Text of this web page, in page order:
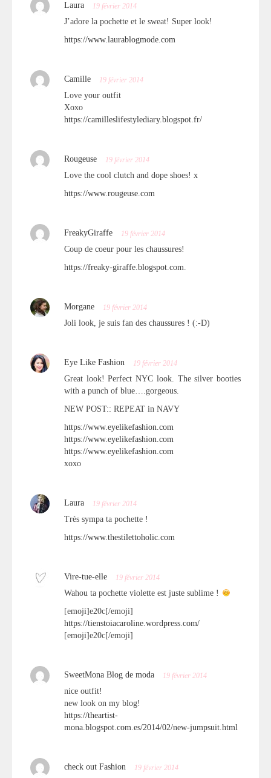
Laura 19 février 2014
J’adore la pochette et le sweat! Super look!
https://www.laurablogmode.com
Camille 19 février 2014
Love your outfit
Xoxo
https://camilleslifestylediary.blogspot.fr/
Rougeuse 19 février 2014
Love the cool clutch and dope shoes! x
https://www.rougeuse.com
FreakyGiraffe 19 février 2014
Coup de coeur pour les chaussures!
https://freaky-giraffe.blogspot.com.
Morgane 19 février 2014
Joli look, je suis fan des chaussures ! (:-D)
Eye Like Fashion 19 février 2014
Great look! Perfect NYC look. The silver booties
with a punch of blue….gorgeous.
NEW POST:: REPEAT in NAVY
https://www.eyelikefashion.com
https://www.eyelikefashion.com
https://www.eyelikefashion.com
xoxo
Laura 19 février 2014
Très sympa ta pochette !
https://www.thestilettoholic.com
Vire-tue-elle 19 février 2014
Wahou ta pochette violette est juste sublime !
[emoji]e20c[/emoji]
https://tienstoiacaroline.wordpress.com/
[emoji]e20c[/emoji]
SweetMona Blog de moda 19 février 2014
nice outfit!
new look on my blog!
https://theartist-
mona.blogspot.com.es/2014/02/new-jumpsuit.html
check out Fashion 19 février 2014